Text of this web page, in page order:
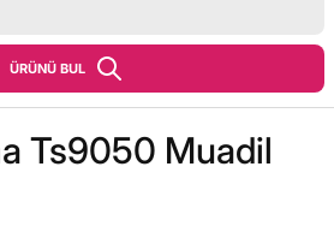
ÜRÜNÜ BUL
Ts9050 Muadil